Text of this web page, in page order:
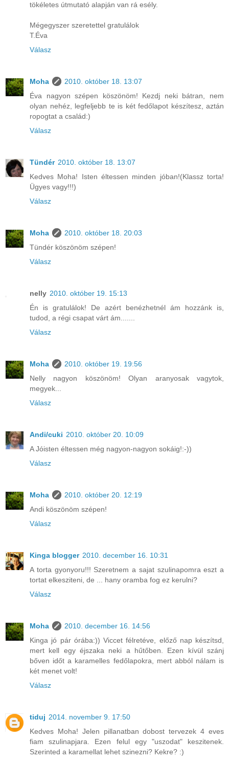
tökéletes útmutató alapján van rá esély.
Mégegyszer szeretettel gratulálok
T.Éva
Válasz
Moha
2010. október 18. 13:07
Éva nagyon szépen köszönöm! Kezdj neki bátran, nem
olyan nehéz, legfeljebb te is két fedőlapot készítesz, aztán
ropogtat a család:)
Válasz
Tündér 2010. október 18. 13:07
Kedves Moha! Isten éltessen minden jóban!(Klassz torta!
Ügyes vagy!!!)
Válasz
Moha
2010. október 18. 20:03
Tündér köszönöm szépen!
Válasz
nelly 2010. október 19. 15:13
Én is gratulálok! De azért benézhetnél ám hozzánk is,
tudod, a régi csapat várt ám.......
Válasz
Moha
2010. október 19. 19:56
Nelly nagyon köszönöm! Olyan aranyosak vagytok,
megyek...
Válasz
Andi/cuki 2010. október 20. 10:09
A Jóisten éltessen még nagyon-nagyon sokáig!:-))
Válasz
Moha
2010. október 20. 12:19
Andi köszönöm szépen!
Válasz
Kinga blogger 2010. december 16. 10:31
A torta gyonyoru!!! Szeretnem a sajat szulinapomra eszt a
tortat elkesziteni, de ... hany oramba fog ez kerulni?
Válasz
Moha
2010. december 16. 14:56
Kinga jó pár órába:)) Viccet félretéve, előző nap készítsd,
mert kell egy éjszaka neki a hűtőben. Ezen kívül szánj
bőven időt a karamelles fedőlapokra, mert abból nálam is
két menet volt!
Válasz
tiduj 2014. november 9. 17:50
Kedves Moha! Jelen pillanatban dobost tervezek 4 eves
fiam szulinapjara. Ezen felul egy "uszodat" keszitenek.
Szerinted a karamellat lehet szinezni? Kekre? :)